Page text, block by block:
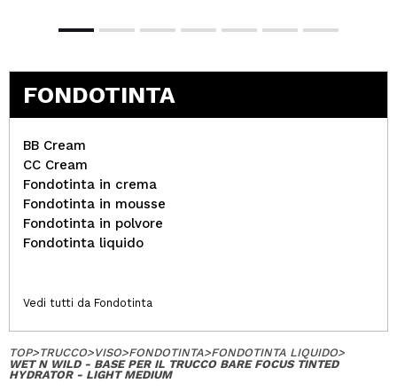
FONDOTINTA
BB Cream
CC Cream
Fondotinta in crema
Fondotinta in mousse
Fondotinta in polvore
Fondotinta liquido
Vedi tutti da Fondotinta
TOP>TRUCCO>VISO>FONDOTINTA>FONDOTINTA LIQUIDO>
WET N WILD - BASE PER IL TRUCCO BARE FOCUS TINTED
HYDRATOR - LIGHT MEDIUM